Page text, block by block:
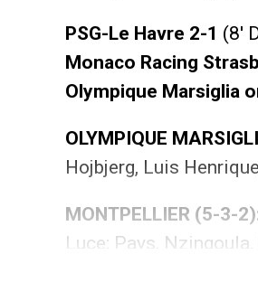
PSG-Le Havre 2-1 (8′
Monaco Racing
Olympique Marsiglia
OLYMPIQUE
Hojbjerg, Luis
MONTPELLIER (5-3-
Luce; Pays,